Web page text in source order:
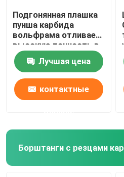
Подгонянная плашка
пунша карбида
вольфрама отливает
высокую точность в
форму
Лучшая цена
контактные
Борштанги с резцами